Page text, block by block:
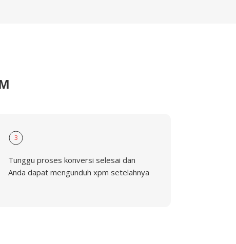
3
Tunggu proses konversi selesai dan
Anda dapat mengunduh xpm setelahnya